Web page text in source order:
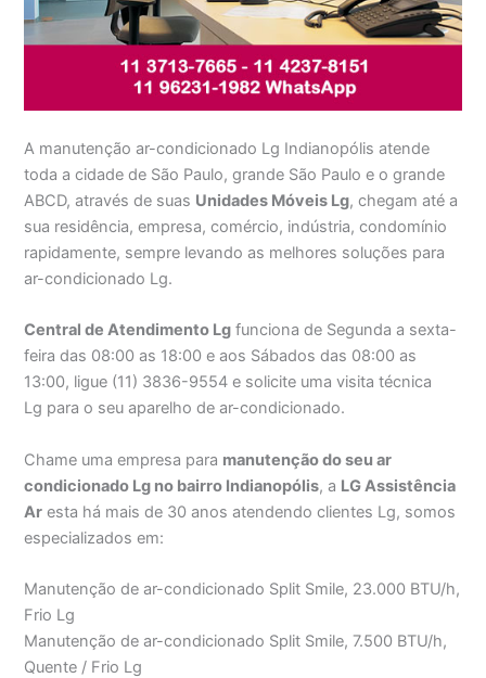
A manutenção ar-condicionado Lg Indianopólis atende
toda a cidade de São Paulo, grande São Paulo e o grande
ABCD, através de suas Unidades Móveis Lg, chegam até a
sua residência, empresa, comércio, indústria, condomínio
rapidamente, sempre levando as melhores soluções para
ar-condicionado Lg.
Central de Atendimento Lg funciona de Segunda a sexta-
feira das 08:00 as 18:00 e aos Sábados das 08:00 as
13:00, ligue (11) 3836-9554 e solicite uma visita técnica
Lg para o seu aparelho de ar-condicionado.
Chame uma empresa para manutenção do seu ar
condicionado Lg no bairro Indianopólis, a LG Assistência
Ar esta há mais de 30 anos atendendo clientes Lg, somos
especializados em:
Manutenção de ar-condicionado Split Smile, 23.000 BTU/h,
Frio Lg
Manutenção de ar-condicionado Split Smile, 7.500 BTU/h,
Quente / Frio Lg